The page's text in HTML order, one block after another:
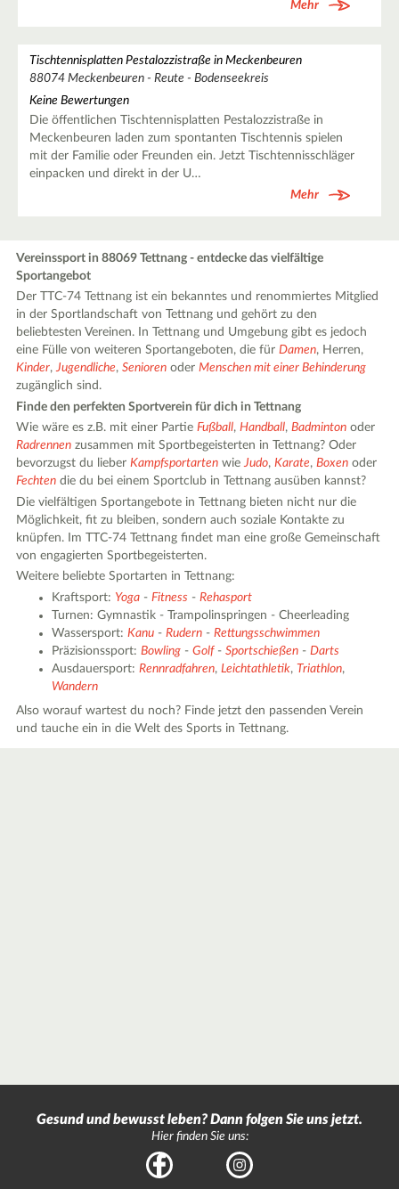
Mehr
Tischtennisplatten Pestalozzistraße in Meckenbeuren
88074 Meckenbeuren - Reute - Bodenseekreis
Keine Bewertungen
Die öffentlichen Tischtennisplatten Pestalozzistraße in
Meckenbeuren laden zum spontanten Tischtennis spielen
mit der Familie oder Freunden ein. Jetzt Tischtennisschläger
einpacken und direkt in der U…
Mehr
Vereinssport in 88069 Tettnang - entdecke das vielfältige
Sportangebot
Der TTC-74 Tettnang ist ein bekanntes und renommiertes Mitglied
in der Sportlandschaft von Tettnang und gehört zu den
beliebtesten Vereinen. In Tettnang und Umgebung gibt es jedoch
eine Fülle von weiteren Sportangeboten, die fürDamen, Herren,
Kinder,Jugendliche,Senioren oderMenschen mit einer Behinderung
zugänglich sind.
Finde den perfekten Sportverein für dich in Tettnang
Wie wäre es z.B. mit einer PartieFußball,Handball,Badminton oder
Radrennen zusammen mit Sportbegeisterten in Tettnang? Oder
bevorzugst du lieberKampfsportarten wieJudo,Karate,Boxen oder
Fechten die du bei einem Sportclub in Tettnang ausüben kannst?
Die vielfältigen Sportangebote in Tettnang bieten nicht nur die
Möglichkeit, fit zu bleiben, sondern auch soziale Kontakte zu
knüpfen. Im TTC-74 Tettnang findet man eine große Gemeinschaft
von engagierten Sportbegeisterten.
Weitere beliebte Sportarten in Tettnang:
Kraftsport: Yoga -Fitness -Rehasport
Turnen: Gymnastik - Trampolinspringen - Cheerleading
Wassersport:Kanu -Rudern -Rettungsschwimmen
Präzisionssport:Bowling -Golf-Sportschießen -Darts
Ausdauersport:Rennradfahren,Leichtathletik,Triathlon,
Wandern
Also worauf wartest du noch? Finde jetzt den passenden Verein
und tauche ein in die Welt des Sports in Tettnang.
Gesund und bewusst leben? Dann folgen Sie uns jetzt.
Hier finden Sie uns:
Facebook Instagram